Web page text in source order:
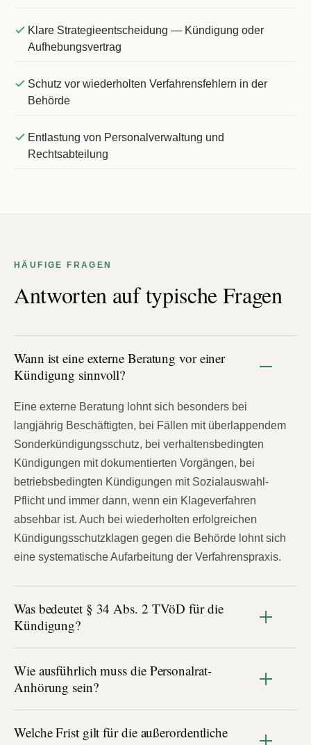
Klare Strategieentscheidung — Kündigung oder
Aufhebungsvertrag
Schutz vor wiederholten Verfahrensfehlern in der
Behörde
Entlastung von Personalverwaltung und
Rechtsabteilung
HÄUFIGE FRAGEN
Antworten auf typische Fragen
Wann ist eine externe Beratung vor einer
Kündigung sinnvoll?
Eine externe Beratung lohnt sich besonders bei
langjährig Beschäftigten, bei Fällen mit überlappendem
Sonderkündigungsschutz, bei verhaltensbedingten
Kündigungen mit dokumentierten Vorgängen, bei
betriebsbedingten Kündigungen mit Sozialauswahl-
Pflicht und immer dann, wenn ein Klageverfahren
absehbar ist. Auch bei wiederholten erfolgreichen
Kündigungsschutzklagen gegen die Behörde lohnt sich
eine systematische Aufarbeitung der Verfahrenspraxis.
Was bedeutet § 34 Abs. 2 TVöD für die
Kündigung?
Wie ausführlich muss die Personalrat-
Anhörung sein?
Welche Frist gilt für die außerordentliche